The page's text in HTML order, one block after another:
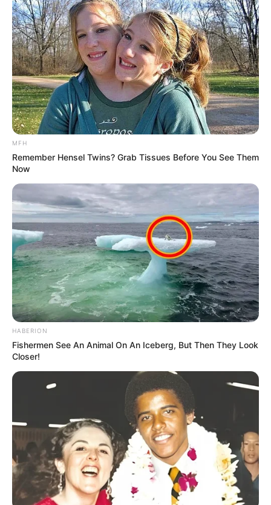
ΕΜΒΟΛΙΑΣΜΟ, ΔΕΝ ΣΧΕΤΙΖΕΤΑΙ ΜΕ ΤΟ ΕΜΒΟΛΙΟ.
ΕΤΣΙ ΜΑΣ ΕΙΠΕ Ο “ΕΙΔΙΚΟΣ” ΜΑΙΝΤΑΝΟΣ ΤΗΣ
ΤΗΛΕΟΡΑΣΗΣ. ΚΑΙ ΑΥΤΟ ΘΕΩΡΕΙΤΑΙ ΕΠΙΣΤΗΜΗ!!!!!!
Φωτογραφία απόJan Felix Christiansenαπό τοPixabay
ΝΙΚΟΛΑΟΣ ΑΝΑΞΙΜΑΝΔΡΟΣ
ΣΤΗΡΙΞΤΕ ΤΗΝ ΠΡΟΣΠΑΘΕΙΑ ΜΑΣ.. ΜΗΝ
ΒΟΗΘΕΙΣΤΕ ΜΑΣ ΚΑΝΟΝΤΑΣ ΜΙΑ
ΠΑΡΑΚΑΤΩ(απλά εδώ να τονίσω ότι για να
προχωρήσει η διαδικασία με το DONATE, ΔΕΝ
πρέπει να τσεκάρετε το κουτί που σας ζητάει να
διατηρήσει τα στοιχεία σας)…ΕΑΝ ΚΑΠΟΙΟΙ ΔΕΝ
ΘΕΛΕΤΕ ΝΑ ΔΩΣΕΤΕ ΣΤΟΙΧΕΙΑ ΤΗΣ ΚΑΡΤΑΣ
ΣΑΣ ΣΤΟ ΔΙΑΔΙΚΤΥΟ, Η ΑΠΛΑ ΔΕΝ ΤΑ
ΚΑΤΑΦΕΡΝΕΤΕ ΜΕ ΑΥΤΑ, ΜΠΟΡΕΙΤΕ ΝΑ ΜΟΥ
ΚΑΤΑΘΕΣΕΤΕ ΣΕ ΛΟΓΑΡΙΑΣΜΟ ΣΤΗΝ ΕΘΝΙΚΗ
ΜΕ IBAN GR9501104880000048834149733
(ΣΤΟ ΟΝΟΜΑ ΕΥΤΥΧΙΑ ΝΙΚΑ) ΓΡΑΦΟΝΤΑΣ ΩΣ
ΔΙΚΑΙΟΛΟΓΙΑ “ΔΩΡΕΑ” ΚΑΙ ΑΝ ΘΕΛΕΤΕ ΚΑΙ ΤΟ
ΟΝΟΜΑ ΣΑΣ ΓΙΑ ΝΑ ΜΠΟΡΩ ΝΑ ΞΕΡΩ ΠΟΙΟΙ ΜΕ
ΒΟΗΘΑΤΕ
ΥΠΟΣΤΗΡΙΞΤΕ ΤΟΝ ΑΓΩΝΑ ΜΑΣ
Επισκεφτείτετο κανάλι μου στο youtube
MFH
Remember Hensel Twins? Grab Tissues Before You See Them
Now
HABERION
Fishermen See An Animal On An Iceberg, But Then They Look
Closer!